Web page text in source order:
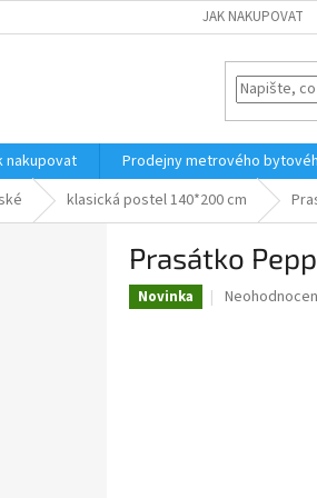
JAK NAKUPOVAT
nakupovat Prodejny metrového
klasická postel 140*200 cm
Prasátko
Novinka
Průměrné